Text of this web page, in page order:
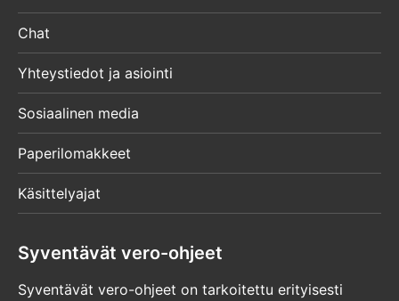
Chat
Yhteystiedot ja asiointi
Sosiaalinen media
Paperilomakkeet
Käsittelyajat
Syventävät vero-ohjeet
Syventävät vero-ohjeet on tarkoitettu erityisesti